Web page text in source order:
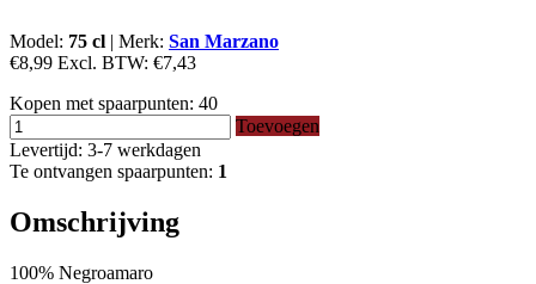
Model: 75 cl | Merk: San Marzano
€8,99 Excl. BTW: €7,43
Kopen met spaarpunten: 40
Toevoegen
Levertijd: 3-7 werkdagen
Te ontvangen spaarpunten: 1
Omschrijving
100% Negroamaro